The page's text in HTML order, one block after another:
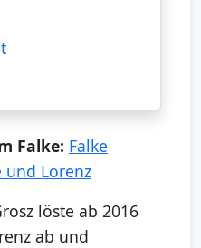
Falke: Falke
und Lorenz
löste ab 2016
ab und